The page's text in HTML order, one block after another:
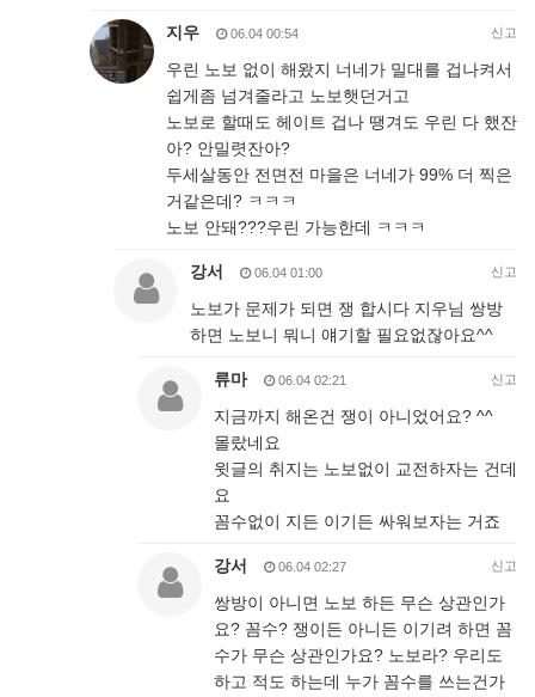
지우 06.04 00:54 신고
우린 노보 없이 해왔지 너네가 밀대를 겁나켜서
쉽게좀 넘겨줄라고 노보햇던거고
노보로 할때도 헤이트 겁나 땡겨도 우린 다 했잔
아? 안밀렷잔아?
두세살동안 전면전 마을은 너네가 99% 더 찍은
거같은데? ㅋㅋㅋ
노보 안돼???우린 가능한데 ㅋㅋㅋ
강서 06.04 01:00 신고
노보가 문제가 되면 쟁 합시다 지우님 쌍방
하면 노보니 뭐니 얘기할 필요없잖아요^^
류마 06.04 02:21 신고
지금까지 해온건 쟁이 아니었어요? ^^
몰랐네요
윗글의 취지는 노보없이 교전하자는 건데
요
꼼수없이 지든 이기든 싸워보자는 거죠
강서 06.04 02:27 신고
쌍방이 아니면 노보 하든 무슨 상관인가
요? 꼼수? 쟁이든 아니든 이기려 하면 꼼
수가 무슨 상관인가요? 노보라? 우리도
하고 적도 하는데 누가 꼼수를 쓰는건가